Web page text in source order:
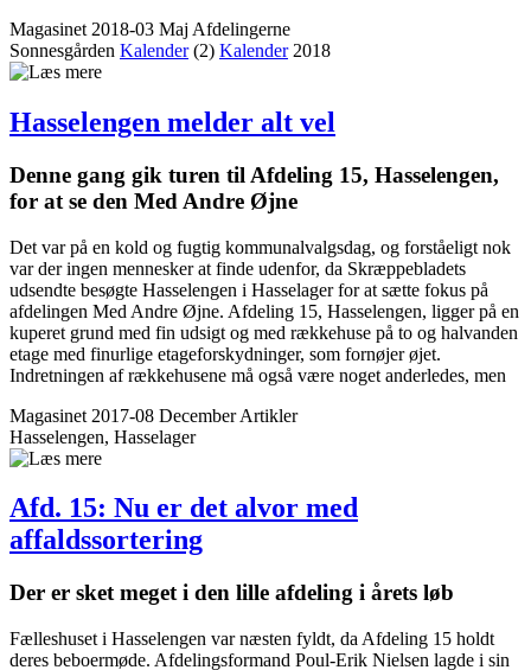
Magasinet 2018-03 Maj Afdelingerne
Sonnesgården Kalender (2) Kalender2018
Hasselengen melder alt vel
Denne gang gik turen til Afdeling 15, Hasselengen,
for at se den Med Andre Øjne
Det var på en kold og fugtig kommunalvalgsdag, og forståeligt nok
var der ingen mennesker at finde udenfor, da Skræppebladets
udsendte besøgte Hasselengen i Hasselager for at sætte fokus på
afdelingen Med Andre Øjne. Afdeling 15, Hasselengen, ligger på en
kuperet grund med fin udsigt og med rækkehuse på to og halvanden
etage med finurlige etageforskydninger, som fornøjer øjet.
Indretningen af rækkehusene må også være noget anderledes, men
Magasinet 2017-08 December Artikler
Hasselengen, Hasselager
Afd. 15: Nu er det alvor med
affaldssortering
Der er sket meget i den lille afdeling i årets løb
Fælleshuset i Hasselengen var næsten fyldt, da Afdeling 15 holdt
deres beboermøde. Afdelingsformand Poul-Erik Nielsen lagde i sin